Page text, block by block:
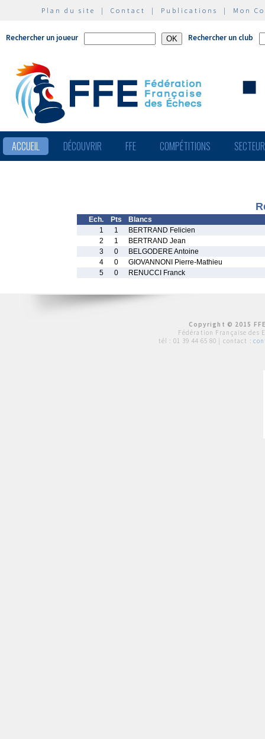
Plan du site | Contact | Publications | Mon
Rechercher un joueur Rechercher un club
ACCUEIL DÉCOUVRIR FFE COMPÉTITIONS
Ech. Pts
Blancs
1
1
BERTRAND Felicien
2
1
BERTRAND Jean
3
0
BELGODERE Antoine
4
0
GIOVANNONI Pierre-Mathieu
5
0 RENUCCI Franck
Copyright © 2015
Fédération Française des
tél : 01 39 44 65 80 | contact :